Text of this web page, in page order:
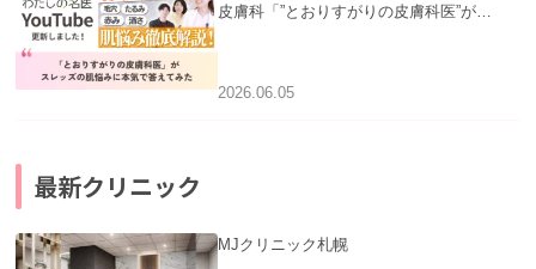
皮膚科「”とおりすがりの皮膚科医”がス
公開いたしました。
2026.06.05
最新クリニック
MJクリニック札幌